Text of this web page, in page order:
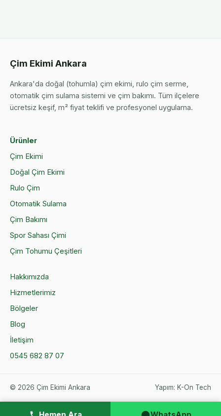
Çim Ekimi Ankara
Ankara'da doğal (tohumla) çim ekimi, rulo çim serme,
otomatik çim sulama sistemi ve çim bakımı. Tüm ilçelere
ücretsiz keşif, m² fiyat teklifi ve profesyonel uygulama.
Ürünler
Çim Ekimi
Doğal Çim Ekimi
Rulo Çim
Otomatik Sulama
Çim Bakımı
Spor Sahası Çimi
Çim Tohumu Çeşitleri
Hakkımızda
Hizmetlerimiz
Bölgeler
Blog
İletişim
0545 682 87 07
© 2026 Çim Ekimi Ankara Yapım: K-On Tech